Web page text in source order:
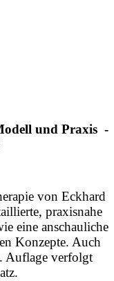
und Praxis -
von Eckhard
praxisnahe
eine anschauliche
Konzepte. Auch
Auflage verfolgt